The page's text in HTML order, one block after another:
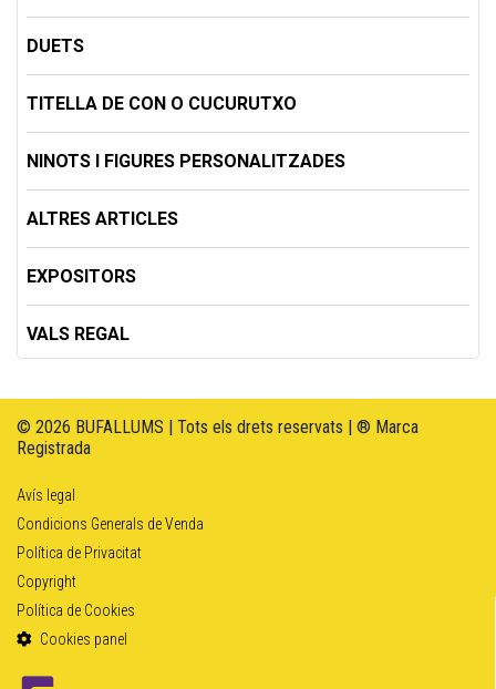
DUETS
TITELLA DE CON O CUCURUTXO
NINOTS I FIGURES PERSONALITZADES
ALTRES ARTICLES
EXPOSITORS
VALS REGAL
© 2026 BUFALLUMS | Tots els drets reservats | ® Marca
Registrada
Avís legal
Condicions Generals de Venda
Política de Privacitat
Copyright
Política de Cookies
Cookies panel